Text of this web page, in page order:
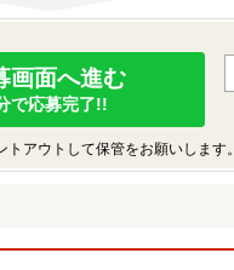
画面へ進む
で応募完了!!
アウトして保管をお願いします。